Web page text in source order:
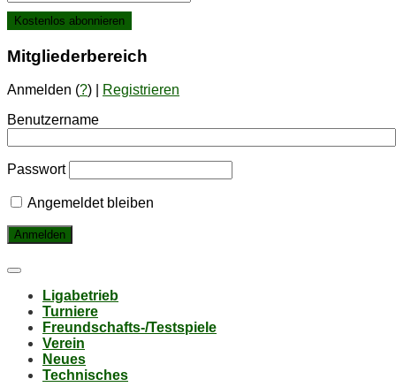
Mit­glie­der­be­reich
Anmelden (?) |
Registrieren
Benutzername
Passwort
Angemeldet bleiben
Li­ga­be­trieb
Tur­nie­re
Freund­schafts-/Test­spie­le
Ver­ein
Neu­es
Tech­ni­sches